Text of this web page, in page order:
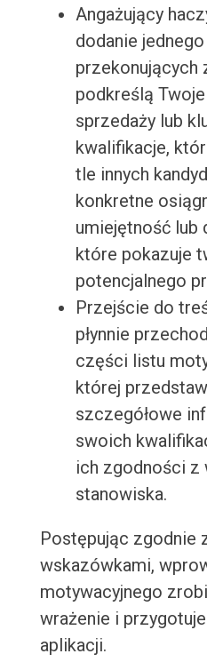
Angażujący
dodanie
przekonujących
podkreślą
sprzedaży lub
kwalifikacje,
tle innych
konkretne
umiejętność lub
które pokazuje
potencjalnego
Przejście do
płynnie
części listu
której
szczegółowe
swoich
ich zgodności z
stanowiska.
Postępując zgodnie
wskazówkami,
motywacyjnego
wrażenie i
aplikacji.